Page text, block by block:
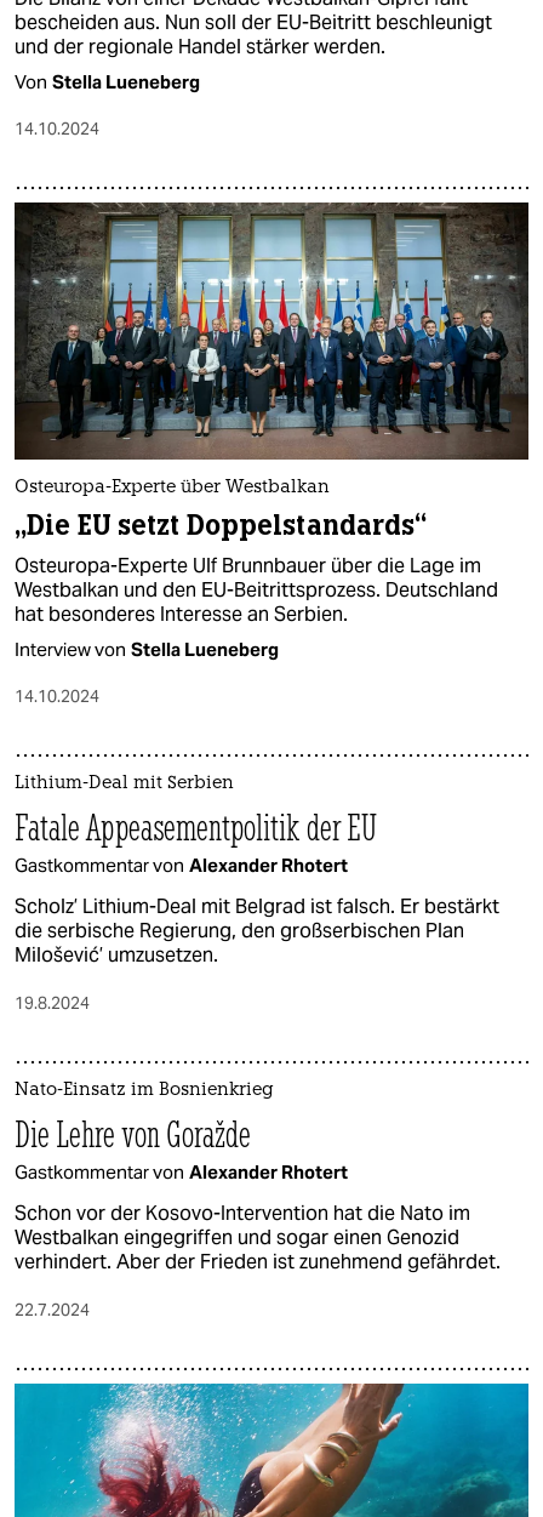
bescheiden aus. Nun soll der EU-Beitritt beschleunigt
und der regionale Handel stärker werden.
Von Stella Lueneberg
14.10.2024
Osteuropa-Experte über Westbalkan
„Die EU setzt Doppelstandards“
Osteuropa-Experte Ulf Brunnbauer über die Lage im
Westbalkan und den EU-Beitrittsprozess. Deutschland
hat besonderes Interesse an Serbien.
Interview von Stella Lueneberg
14.10.2024
Lithium-Deal mit Serbien
Fatale Appeasementpolitik der EU
Gastkommentar von Alexander Rhotert
Scholz’ Lithium-Deal mit Belgrad ist falsch. Er bestärkt
die serbische Regierung, den großserbischen Plan
Milošević’ umzusetzen.
19.8.2024
Nato-Einsatz im Bosnienkrieg
Die Lehre von Go­raž­de
Gastkommentar von Alexander Rhotert
Schon vor der Kosovo-Intervention hat die Nato im
Westbalkan eingegriffen und sogar einen Genozid
verhindert. Aber der Frieden ist zunehmend gefährdet.
22.7.2024